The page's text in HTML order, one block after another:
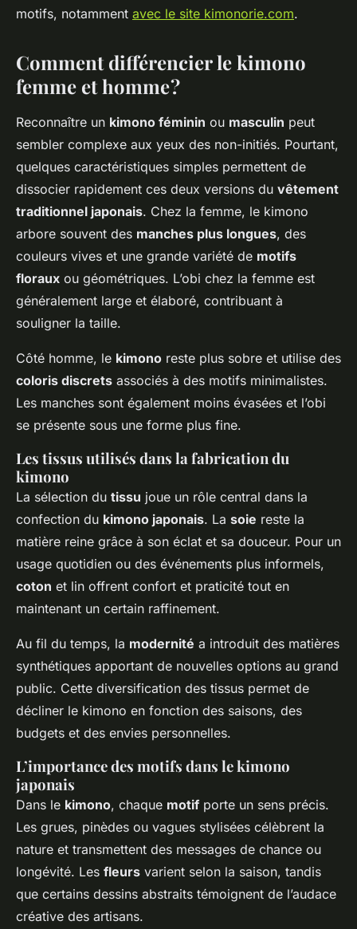
motifs, notamment avec le site kimonorie.com.
Comment différencier le kimono
femme et homme ?
Reconnaître un kimono féminin ou masculin peut
sembler complexe aux yeux des non-initiés. Pourtant,
quelques caractéristiques simples permettent de
dissocier rapidement ces deux versions du vêtement
traditionnel japonais. Chez la femme, le kimono
arbore souvent des manches plus longues, des
couleurs vives et une grande variété de motifs
floraux ou géométriques. L’obi chez la femme est
généralement large et élaboré, contribuant à
souligner la taille.
Côté homme, le kimono reste plus sobre et utilise des
coloris discrets associés à des motifs minimalistes.
Les manches sont également moins évasées et l’obi
se présente sous une forme plus fine.
Les tissus utilisés dans la fabrication du
kimono
La sélection du tissu joue un rôle central dans la
confection du kimono japonais. La soie reste la
matière reine grâce à son éclat et sa douceur. Pour un
usage quotidien ou des événements plus informels,
coton et lin offrent confort et praticité tout en
maintenant un certain raffinement.
Au fil du temps, la modernité a introduit des matières
synthétiques apportant de nouvelles options au grand
public. Cette diversification des tissus permet de
décliner le kimono en fonction des saisons, des
budgets et des envies personnelles.
L’importance des motifs dans le kimono
japonais
Dans le kimono, chaque motif porte un sens précis.
Les grues, pinèdes ou vagues stylisées célèbrent la
nature et transmettent des messages de chance ou
longévité. Les fleurs varient selon la saison, tandis
que certains dessins abstraits témoignent de l’audace
créative des artisans.